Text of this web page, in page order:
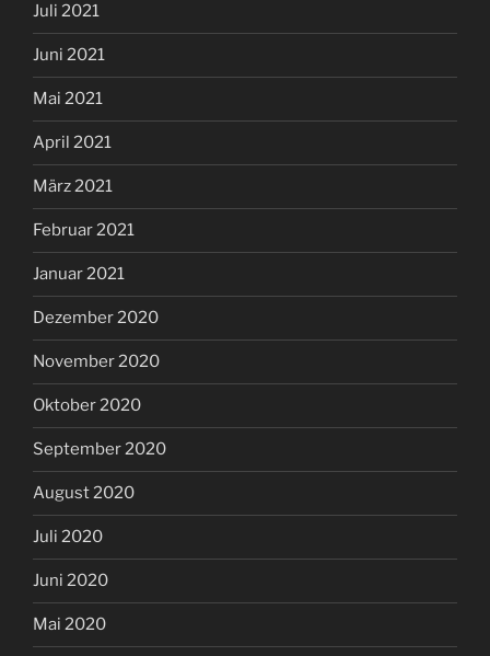
Juli 2021
Juni 2021
Mai 2021
April 2021
März 2021
Februar 2021
Januar 2021
Dezember 2020
November 2020
Oktober 2020
September 2020
August 2020
Juli 2020
Juni 2020
Mai 2020